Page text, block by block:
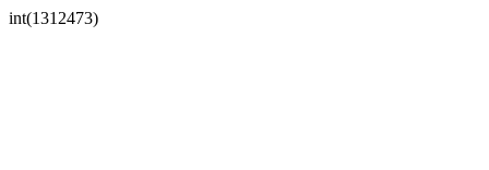
int(1312473)